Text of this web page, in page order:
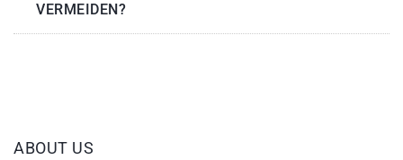
VERMEIDEN?
ABOUT US